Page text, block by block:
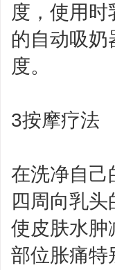
度，使用
的自动吸
度。
3按摩疗法
在洗净自己
四周向乳
使皮肤水肿
部位胀痛特